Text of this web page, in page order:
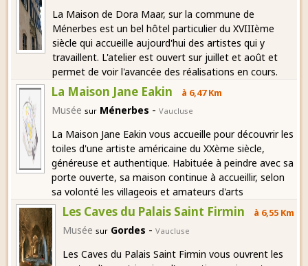
La Maison de Dora Maar, sur la commune de
Ménerbes est un bel hôtel particulier du XVIIIème
siècle qui accueille aujourd'hui des artistes qui y
travaillent. L'atelier est ouvert sur juillet et août et
permet de voir l'avancée des réalisations en cours.
La Maison Jane Eakin à 6,47 Km
Musée sur Ménerbes - Vaucluse
La Maison Jane Eakin vous accueille pour découvrir les
toiles d'une artiste américaine du XXème siècle,
généreuse et authentique. Habituée à peindre avec sa
porte ouverte, sa maison continue à accueillir, selon
sa volonté les villageois et amateurs d'arts
Les Caves du Palais Saint Firmin à 6,55 Km
Musée sur Gordes - Vaucluse
Les Caves du Palais Saint Firmin vous ouvrent les